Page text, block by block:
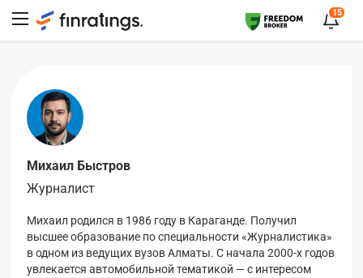
15
Михаил Быстров
Журналист
Михаил родился в 1986 году в Караганде. Получил
высшее образование по специальности «Журналистика»
в одном из ведущих вузов Алматы. С начала 2000-х годов
увлекается автомобильной тематикой — с интересом